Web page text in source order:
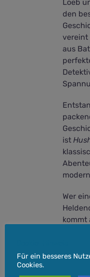
Loeb
den
vereint
aus
ist
Wer
Für ein besseres
Cookies.